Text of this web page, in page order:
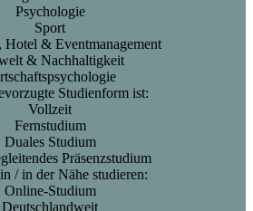
Psychologie
Sport
Hotel & Eventmanagement
& Nachhaltigkeit
Studienform ist:
Vollzeit
Fernstudium
Duales Studium
Präsenzstudium
/ in der Nähe studieren:
Online-Studium
Deutschlandweit